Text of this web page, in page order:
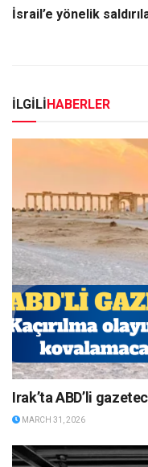
İsrail’e yönelik
İLGİLİHABERLER
Irak’ta ABD’li
MARCH 31, 2026